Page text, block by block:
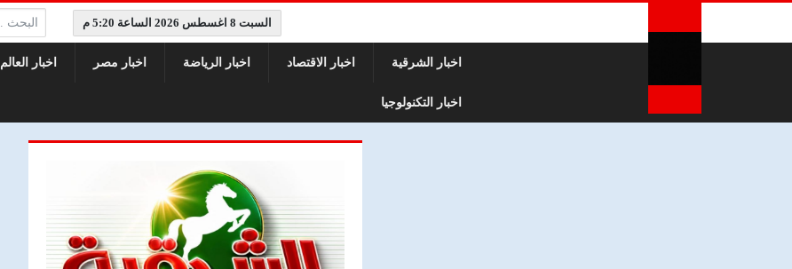
السبت 8 اغسطس 2026 الساعة 5:20 م البحث:
اخبار الشرقية اخبار الاقتصاد اخبار الرياضة اخبار مصر اخبار العالم
اخبار التكنولوجيا